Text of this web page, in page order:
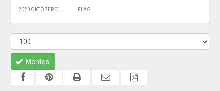
2020 OKTÓBER 01. FLAG
Mentés